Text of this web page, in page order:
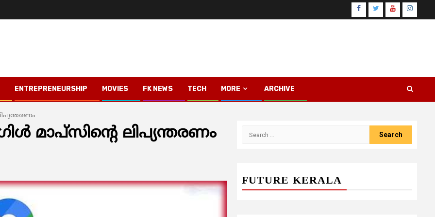
Facebook
TwitterYoutube
ENTREPRENEURSHIP MOVIES FK NEWS TECH MORE ARCHIVE
മാപ്‌സിന്റെ ലിപ്യന്തരണം
FUTURE KERALA